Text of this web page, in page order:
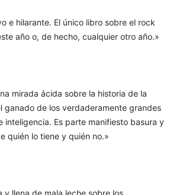
e hilarante. El único libro sobre el rock
año o, de hecho, cualquier otro año.»
mirada ácida sobre la historia de la
ganado de los verdaderamente grandes
inteligencia. Es parte manifiesto basura y
quién lo tiene y quién no.»